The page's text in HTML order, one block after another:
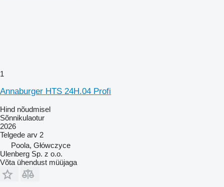
1
Annaburger HTS 24H.04 Profi
Hind nõudmisel
Sõnnikulaotur
2026
Telgede arv 2
Poola, Główczyce
Ulenberg Sp. z o.o.
Võta ühendust müüjaga